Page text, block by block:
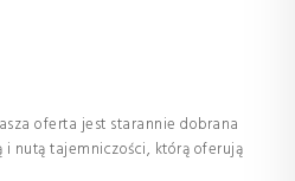
oferta jest starannie dobrana
nutą tajemniczości, którą oferują